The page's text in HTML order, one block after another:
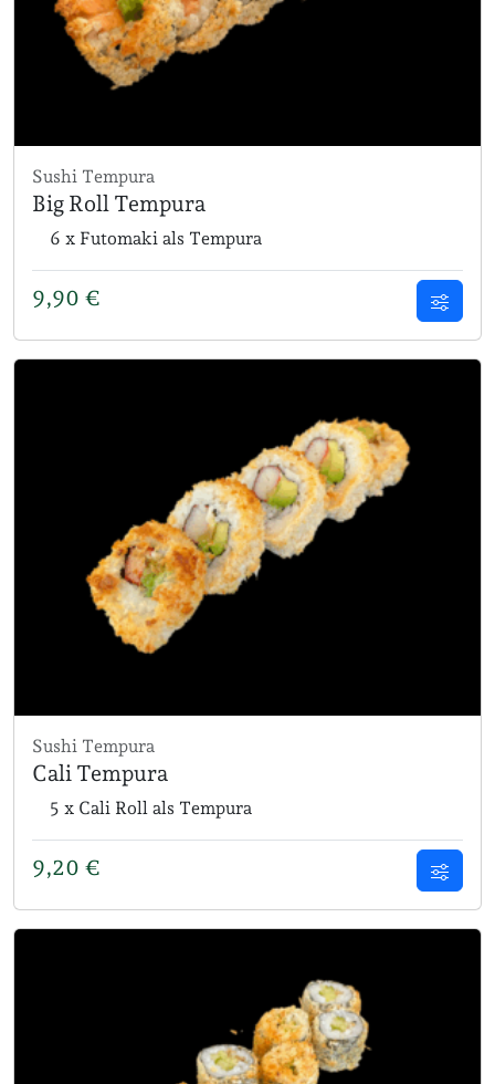
Sushi Tempura
Big Roll Tempura
6 x Futomaki als Tempura
9,90 €
Sushi Tempura
Cali Tempura
5 x Cali Roll als Tempura
9,20 €